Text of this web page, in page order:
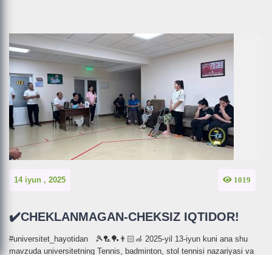
14 iyun , 2025 1019
✔️CHEKLANMAGAN-CHEKSIZ IQTIDOR!
#universitet_hayotidan 🎾🏸🏓👨🏻‍🦽 2025-yil 13-iyun kuni ana shu
mavzuda universitetning Tennis, badminton, stol tennisi nazariyasi va
Telegramdagi kanalimizga
ulaning